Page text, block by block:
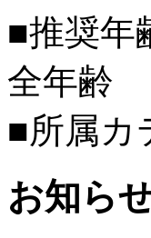
■推奨年
全年齢
■所属カ
お知ら